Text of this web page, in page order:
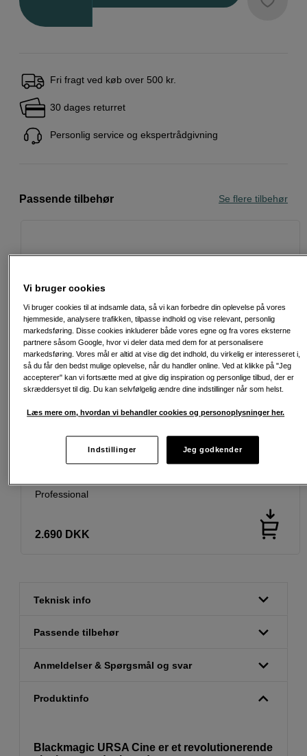
Fri fragt ved køb over 500 kr.
30 dages returret
Personlig service og ekspertrådgivning
Passende tilbehør Se flere tilbehør
Lynhurtigt V90-hukommelseskort til video eller
hurtige billedserier, 128 GB
Professional
2.690 DKK
Teknisk info
Passende tilbehør
Anmeldelser & Spørgsmål og svar
Produktinfo
Blackmagic URSA Cine er et revolutionerende
Vi bruger cookies
Vi bruger cookies til at indsamle data, så vi kan forbedre din oplevelse på vores
hjemmeside, analysere trafikken, tilpasse indhold og vise relevant, personlig
markedsføring. Disse cookies inkluderer både vores egne og fra vores eksterne
partnere såsom Google, hvor vi deler data med dem for at personalisere
markedsføring. Vores mål er altid at vise dig det indhold, du virkelig er interesseret i,
så du får den bedst mulige oplevelse, når du handler online. Ved at klikke på "Jeg
accepterer" kan vi fortsætte med at give dig inspiration og personlige tilbud, der er
skræddersyet til dig. Du kan selvfølgelig ændre dine indstillinger når som helst.
Læs mere om, hvordan vi behandler cookies og personoplysninger her.
Indstillinger Jeg godkender